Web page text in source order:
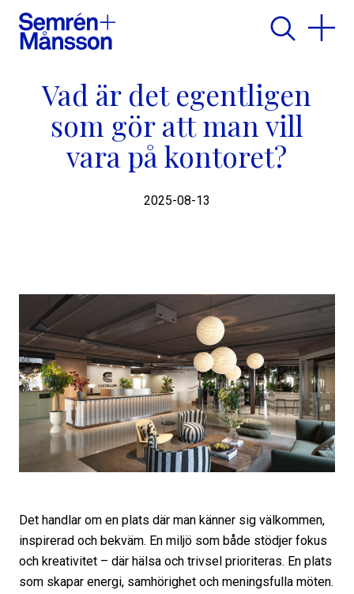
Vad är det egentligen
som gör att man vill
vara på kontoret?
2025-08-13
Det handlar om en plats där man känner sig välkommen,
inspirerad och bekväm. En miljö som både stödjer fokus
och kreativitet – där hälsa och trivsel prioriteras. En plats
som skapar energi, samhörighet och meningsfulla möten.